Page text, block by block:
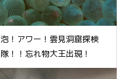
泡！アワー！雲見洞窟探検
隊！！忘れ物大王出現！